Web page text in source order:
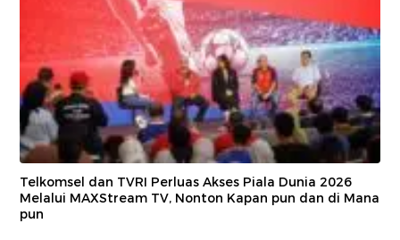
Telkomsel dan TVRI Perluas Akses Piala Dunia 2026
Melalui MAXStream TV, Nonton Kapan pun dan di Mana
pun